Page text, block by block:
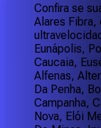
Confira se
Alares Fibra,
Eunápolis,
Caucaia,
Alfenas,
Da Penha,
Campanha,
Nova, Elói